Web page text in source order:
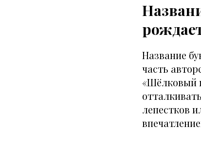
Название
часть
«Шёлковый
лепестков